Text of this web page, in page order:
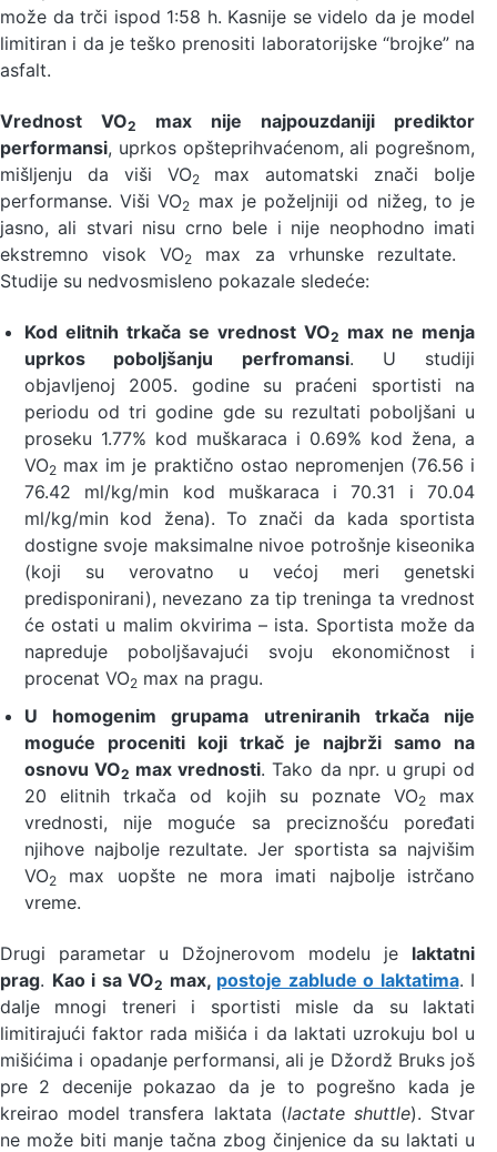
može da trči ispod 1:58 h. Kasnije se videlo da je model
limitiran i da je teško prenositi laboratorijske “brojke” na
asfalt.
Vrednost VO2
max nije najpouzdaniji prediktor
performansi, uprkos opšteprihvaćenom, ali pogrešnom,
mišljenju da viši VO2max automatski znači bolje
performanse. Viši VO2 max je poželjniji od nižeg, to je
jasno, ali stvari nisu crno bele i nije neophodno imati
ekstremno visok VO2
max za vrhunske rezultate.
Studije su nedvosmisleno pokazale sledeće:
Kod elitnih trkača se vrednost VO2 max ne menja
uprkos poboljšanju perfromansi. U studiji
objavljenoj 2005. godine su praćeni sportisti na
periodu od tri godine gde su rezultati poboljšani u
proseku 1.77% kod muškaraca i 0.69% kod žena, a
VO2 max im je praktično ostao nepromenjen (76.56 i
76.42 ml/kg/min kod muškaraca i 70.31 i 70.04
ml/kg/min kod žena). To znači da kada sportista
dostigne svoje maksimalne nivoe potrošnje kiseonika
(koji su verovatno u većoj meri genetski
predisponirani), nevezano za tip treninga ta vrednost
će ostati u malim okvirima – ista. Sportista može da
napreduje poboljšavajući svoju ekonomičnost i
procenat VO2 max na pragu.
U homogenim grupama utreniranih trkača nije
moguće proceniti koji trkač je najbrži samo na
osnovu VO2 max vrednosti. Tako da npr. u grupi od
20 elitnih trkača od kojih su poznate VO2max
vrednosti, nije moguće sa preciznošću poređati
njihove najbolje rezultate. Jer sportista sa najvišim
VO2
max uopšte ne mora imati najbolje istrčano
vreme.
Drugi parametar u Džojnerovom modelu je laktatni
prag. Kao i sa VO2 max, postoje zablude o laktatima. I
dalje mnogi treneri i sportisti misle da su laktati
limitirajući faktor rada mišića i da laktati uzrokuju bol u
mišićima i opadanje performansi, ali je Džordž Bruks još
pre 2 decenije pokazao da je to pogrešno kada je
kreirao model transfera laktata (lactate shuttle). Stvar
ne može biti manje tačna zbog činjenice da su laktati u